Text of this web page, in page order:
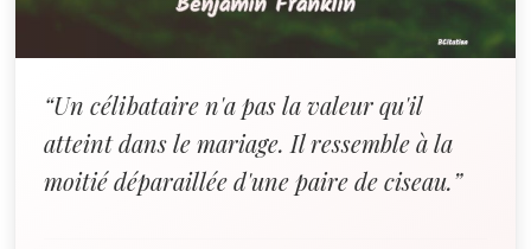
“Un célibataire n'a pas la valeur qu'il
atteint dans le mariage. Il ressemble à la
moitié déparaillée d'une paire de ciseau.”